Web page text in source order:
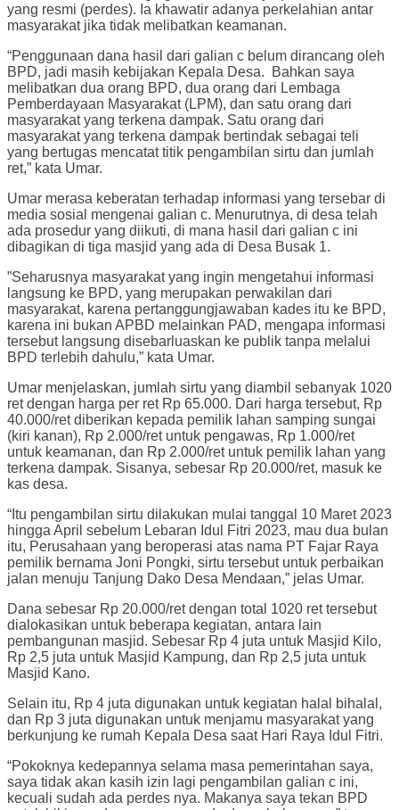
yang resmi (perdes). Ia khawatir adanya perkelahian antar
masyarakat jika tidak melibatkan keamanan.
“Penggunaan dana hasil dari galian c belum dirancang oleh
BPD, jadi masih kebijakan Kepala Desa. Bahkan saya
melibatkan dua orang BPD, dua orang dari Lembaga
Pemberdayaan Masyarakat (LPM), dan satu orang dari
masyarakat yang terkena dampak. Satu orang dari
masyarakat yang terkena dampak bertindak sebagai teli
yang bertugas mencatat titik pengambilan sirtu dan jumlah
ret,” kata Umar.
Umar merasa keberatan terhadap informasi yang tersebar di
media sosial mengenai galian c. Menurutnya, di desa telah
ada prosedur yang diikuti, di mana hasil dari galian c ini
dibagikan di tiga masjid yang ada di Desa Busak 1.
”Seharusnya masyarakat yang ingin mengetahui informasi
langsung ke BPD, yang merupakan perwakilan dari
masyarakat, karena pertanggungjawaban kades itu ke BPD,
karena ini bukan APBD melainkan PAD, mengapa informasi
tersebut langsung disebarluaskan ke publik tanpa melalui
BPD terlebih dahulu,” kata Umar.
Umar menjelaskan, jumlah sirtu yang diambil sebanyak 1020
ret dengan harga per ret Rp 65.000. Dari harga tersebut, Rp
40.000/ret diberikan kepada pemilik lahan samping sungai
(kiri kanan), Rp 2.000/ret untuk pengawas, Rp 1.000/ret
untuk keamanan, dan Rp 2.000/ret untuk pemilik lahan yang
terkena dampak. Sisanya, sebesar Rp 20.000/ret, masuk ke
kas desa.
“Itu pengambilan sirtu dilakukan mulai tanggal 10 Maret 2023
hingga April sebelum Lebaran Idul Fitri 2023, mau dua bulan
itu, Perusahaan yang beroperasi atas nama PT Fajar Raya
pemilik bernama Joni Pongki, sirtu tersebut untuk perbaikan
jalan menuju Tanjung Dako Desa Mendaan,” jelas Umar.
Dana sebesar Rp 20.000/ret dengan total 1020 ret tersebut
dialokasikan untuk beberapa kegiatan, antara lain
pembangunan masjid. Sebesar Rp 4 juta untuk Masjid Kilo,
Rp 2,5 juta untuk Masjid Kampung, dan Rp 2,5 juta untuk
Masjid Kano.
Selain itu, Rp 4 juta digunakan untuk kegiatan halal bihalal,
dan Rp 3 juta digunakan untuk menjamu masyarakat yang
berkunjung ke rumah Kepala Desa saat Hari Raya Idul Fitri.
“Pokoknya kedepannya selama masa pemerintahan saya,
saya tidak akan kasih izin lagi pengambilan galian c ini,
kecuali sudah ada perdes nya. Makanya saya tekan BPD